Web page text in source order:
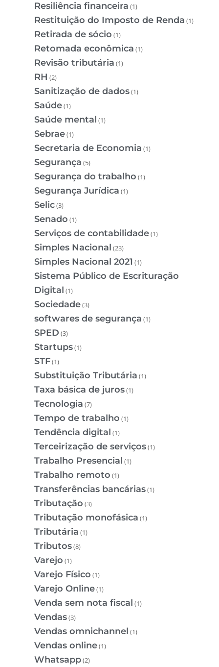
Resiliência financeira (1)
Restituição do Imposto de Renda (1)
Retirada de sócio (1)
Retomada econômica (1)
Revisão tributária (1)
RH (2)
Sanitização de dados(1)
Saúde(1)
Saúde mental (1)
Sebrae(1)
Secretaria de Economia (1)
Segurança (5)
Segurança do trabalho (1)
Segurança Jurídica (1)
Selic(3)
Senado (1)
Serviços de contabilidade(1)
Simples Nacional (23)
Simples Nacional 2021 (1)
Sistema Público de Escrituração
Digital (1)
Sociedade(3)
softwares de segurança (1)
SPED (3)
Startups(1)
STF(1)
Substituição Tributária (1)
Taxa básica de juros(1)
Tecnologia (7)
Tempo de trabalho (1)
Tendência digital (1)
Terceirização de serviços(1)
Trabalho Presencial (1)
Trabalho remoto (1)
Transferências bancárias(1)
Tributação (3)
Tributação monofásica (1)
Tributária (1)
Tributos(8)
Varejo (1)
Varejo Físico (1)
Varejo Online(1)
Venda sem nota fiscal (1)
Vendas(3)
Vendas omnichannel (1)
Vendas online(1)
Whatsapp(2)